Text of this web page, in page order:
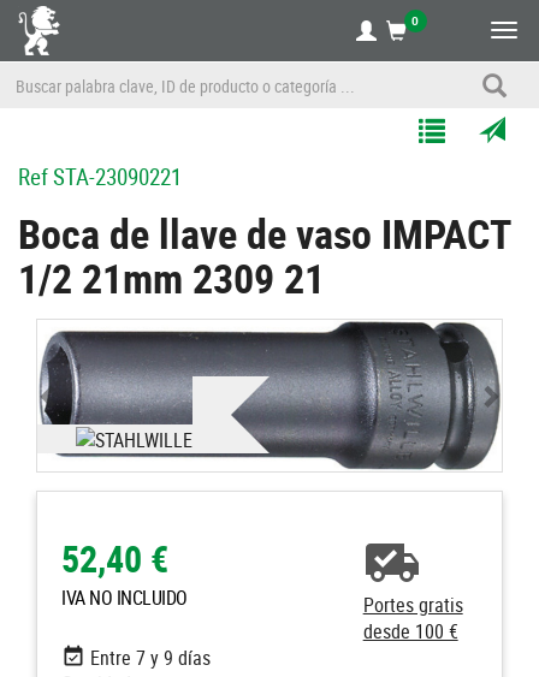
0
correo
a
Listas
RefSTA-23090221
Boca de llave de vaso IMPACT
1/2 21mm 2309 21
52,40 €
IVA NO INCLUIDO
Portes gratis
desde 100 €
Entre 7 y 9 días